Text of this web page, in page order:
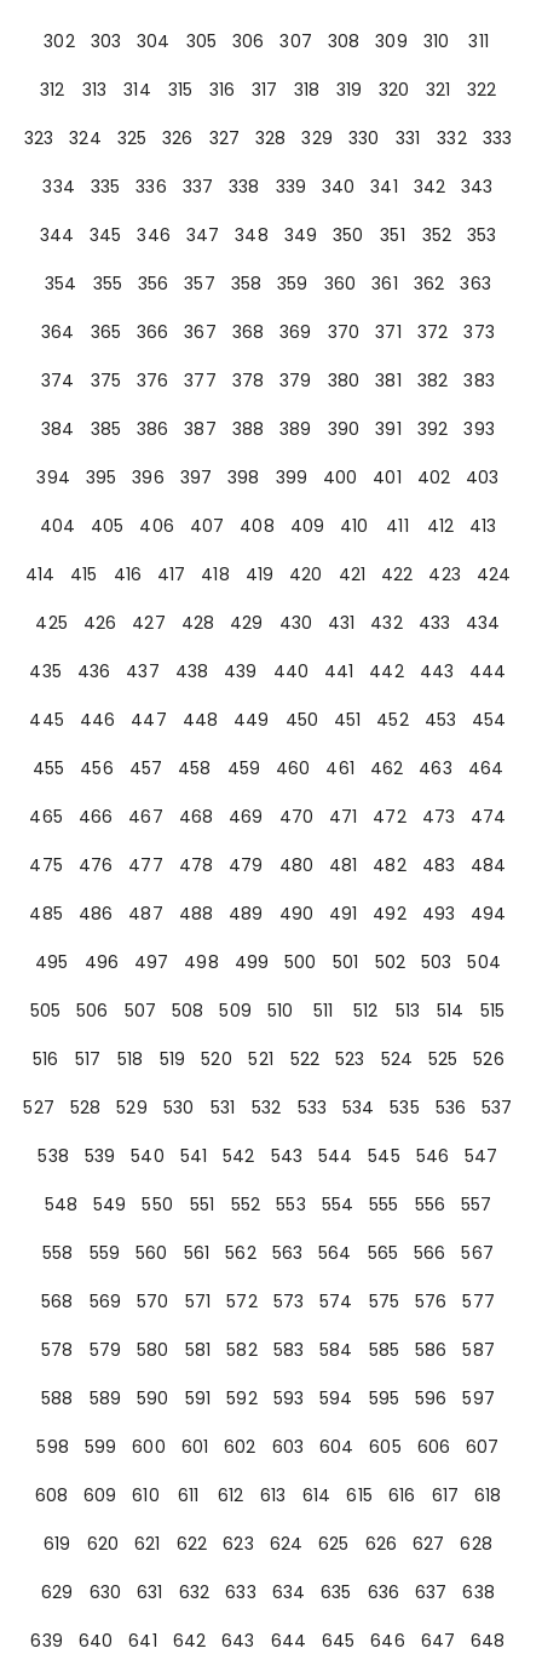
302
303 304 305 306 307 308 309 310
311
312
313 314 315 316 317 318 319 320 321
322
323
324 325 326 327 328 329 330 331 332
333
334
335 336 337 338 339 340 341 342
343
344
345 346 347 348 349 350 351 352
353
354
355 356 357 358 359 360 361 362
363
364
365 366 367 368 369 370 371 372
373
374
375 376 377 378 379 380 381 382
383
384
385 386 387 388 389 390 391 392
393
394
395 396 397 398 399 400 401 402
403
404
405 406 407 408 409 410 411 412
413
414
415 416 417 418 419 420 421 422 423
424
425
426 427 428 429 430 431 432 433
434
435
436 437 438 439 440 441 442 443
444
445
446 447 448 449 450 451 452 453
454
455
456 457 458 459 460 461 462 463
464
465
466 467 468 469 470 471 472 473
474
475
476 477 478 479 480 481 482 483
484
485
486 487 488 489 490 491 492 493
494
495
496 497 498 499 500 501 502 503
504
505
506 507 508 509 510 511 512 513 514
515
516
517 518 519 520 521 522 523 524 525
526
527
528 529 530 531 532 533 534 535 536
537
538
539 540 541 542 543 544 545 546
547
548
549 550 551 552 553 554 555 556
557
558
559 560 561 562 563 564 565 566
567
568
569 570 571 572 573 574 575 576
577
578
579 580 581 582 583 584 585 586
587
588
589 590 591 592 593 594 595 596
597
598
599 600 601 602 603 604 605 606
607
608
609 610 611 612 613 614 615 616 617
618
619
620 621 622 623 624 625 626 627
628
629
630 631 632 633 634 635 636 637
638
639
640 641 642 643 644 645 646 647
648